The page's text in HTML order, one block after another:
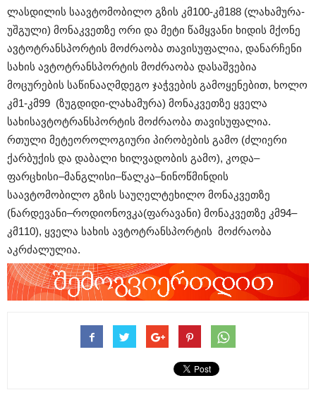
ლასდილის საავტომობილო გზის კმ100-კმ188 (ლახამურა-
უშგული) მონაკვეთზე ორი და მეტი წამყვანი ხიდის მქონე
ავტოტრანსპორტის მოძრაობა თავისუფალია, დანარჩენი
სახის ავტოტრანსპორტის მოძრაობა დასაშვებია
მოცურების საწინააღმდეგო ჯაჭვების გამოყენებით, ხოლო
კმ1-კმ99 (ზუგდიდი-ლახამურა) მონაკვეთზე ყველა
სახისავტოტრანსპორტის მოძრაობა თავისუფალია.
რთული მეტეოროლოგიური პირობების გამო (ძლიერი
ქარბუქის და დაბალი ხილვადობის გამო), კოდა–
ფარცხისი–მანგლისი–წალკა–ნინოწმინდის
საავტომობილო გზის საუღელტეხილო მონაკვეთზე
(ნარდევანი–როდიონოვკა(ფარავანი) მონაკვეთზე კმ94–
კმ110), ყველა სახის ავტოტრანსპორტის მოძრაობა
აკრძალულია.